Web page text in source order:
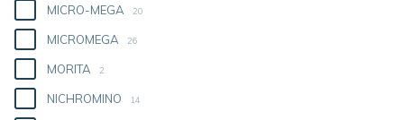
MICRO-MEGA 20
MICROMEGA 26
MORITA 2
NICHROMINO 14